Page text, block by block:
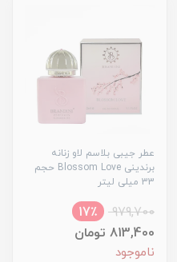
عطر جیبی بلاسم لاو زنانه
برندینی Blossom Love حجم
33 میلی لیتر
979,700
17٪
813,400 تومان
ناموجود